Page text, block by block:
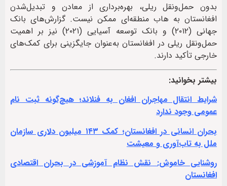
بدون حمل‌ونقل ریلی، بهره‌برداری از معادن و تبدیل‌شدن
افغانستان به هاب منطقه‌ای ممکن نیست. گزارش‌های بانک
جهانی (۲۰۱۲) و بانک توسعه آسیایی (۲۰۲۱) نیز بر اهمیت
حمل‌ونقل ریلی در افغانستان به‌عنوان جایگزینی برای کمک‌های
خارجی تأکید دارند.
بیشتر بخوانید:
شرایط انتقال مهاجران افغان به فنلاند؛ هیچ‌گونه ثبت‌ نام
عمومی وجود ندارد
بحران انسانی در افغانستان؛ کمک ۱۴۳ میلیون دلاری سازمان
ملل به تاب‌آوری و معیشت
روشنایی خاموش: نقش نظام آموزشی در بحران اقتصادی
افغانستان